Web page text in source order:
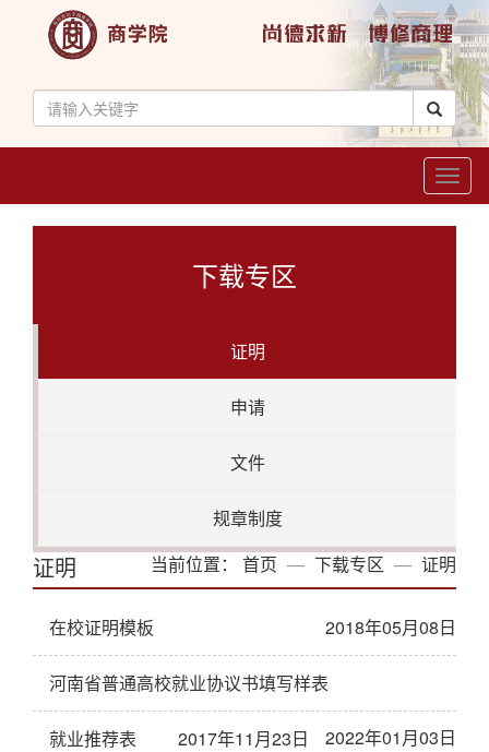
下载专区
证明
申请
文件
规章制度
证明 当前位置： 首页 下载专区 证明
在校证明模板 2018年05月08日
河南省普通高校就业协议书填写样表
2022年01月03日
就业推荐表 2017年11月23日